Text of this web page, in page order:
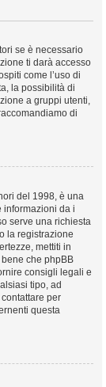
se è necessario
ti darà accesso
come l’uso di
la possibilità di
a gruppi utenti,
di
del 1998, è una
informazioni da i
serve una richiesta
la registrazione
mettiti in
che phpBB
consigli legali e
tipo, ad
per
questa